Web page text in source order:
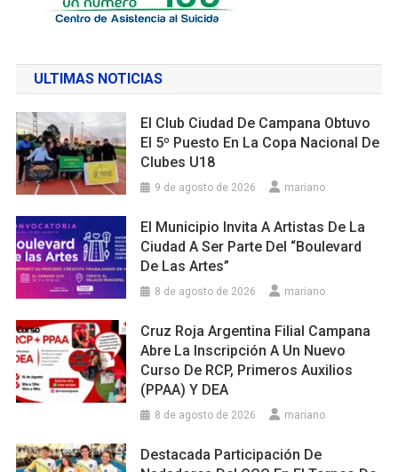
ULTIMAS NOTICIAS
El Club Ciudad De Campana Obtuvo
El 5º Puesto En La Copa Nacional De
Clubes U18
9 de agosto de 2026 mariano
El Municipio Invita A Artistas De La
Ciudad A Ser Parte Del “Boulevard
De Las Artes”
8 de agosto de 2026 mariano
Cruz Roja Argentina Filial Campana
Abre La Inscripción A Un Nuevo
Curso De RCP, Primeros Auxilios
(PPAA) Y DEA
8 de agosto de 2026 mariano
Destacada Participación De